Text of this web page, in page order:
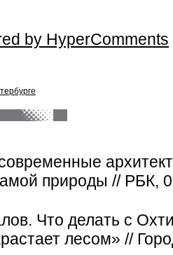
by HyperComments
природы // РБК,
Что делать с
лесом» //